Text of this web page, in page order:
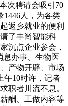
次聘请会吸引70
1446人，为各类
返乡就业的便利
了丰尚智能科
沉点企业参会，
息办事、生物医
产物开辟、市场
午10时许，记者
职者川流不息。
酬、工做内容等